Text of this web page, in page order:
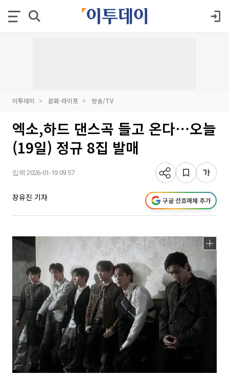
이투데이 문화·라이프 방송/TV
엑소,하드 댄스곡 들고 온다⋯오늘
(19일) 정규 8집 발매
입력 2026-01-19 09:57
장유진 기자 구글 선호매체 추가